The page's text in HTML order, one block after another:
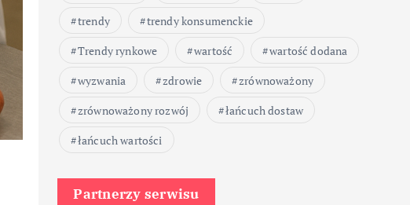
trendy
trendy konsumenckie
Trendy rynkowe
wartość
wartość dodana
wyzwania
zdrowie
zrównoważony
zrównoważony rozwój
łańcuch dostaw
łańcuch wartości
Partnerzy serwisu